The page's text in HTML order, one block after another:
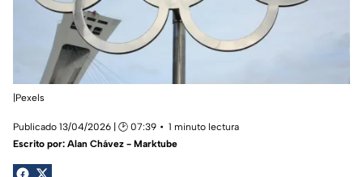
|Pexels
Publicado 13/04/2026 | 🕑 07:39
1 minuto lectura
Escrito por: Alan Chávez - Marktube